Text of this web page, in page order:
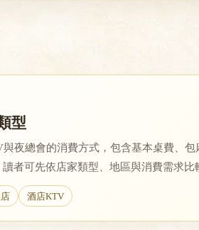
型
夜總會的消費方式，包含基本桌費、
者可先依店家類型、地區與消費需求比
酒店KTV